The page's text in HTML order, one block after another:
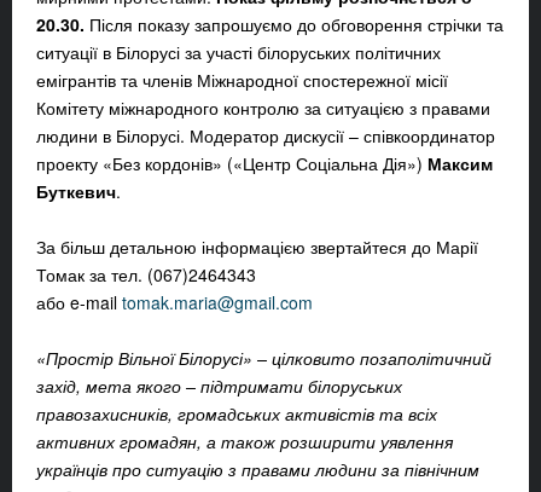
20.30. Після показу запрошуємо до обговорення стрічки та
ситуації в Білорусі за участі білоруських політичних
емігрантів та членів Міжнародної спостережної місії
Комітету міжнародного контролю за ситуацією з правами
людини в Білорусі. Модератор дискусії – співкоординатор
проекту «Без кордонів» («Центр Соціальна Дія») Максим
Буткевич.
За більш детальною інформацією звертайтеся до Марії
Томак за тел. (067)2464343
або e-mail tomak.maria@gmail.com
«Простір Вільної Білорусі» – цілковито позаполітичний
захід, мета якого – підтримати білоруських
правозахисників, громадських активістів та всіх
активних громадян, а також розширити уявлення
українців про ситуацію з правами людини за північним